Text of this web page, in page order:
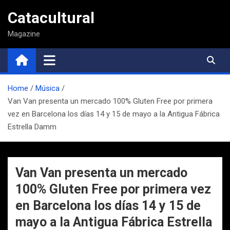
contenido
Catacultural
Magazine
Home
Música
Van Van presenta un mercado 100% Gluten Free por primera
vez en Barcelona los días 14 y 15 de mayo a la Antigua Fábrica
Estrella Damm
Van Van presenta un mercado
100% Gluten Free por primera vez
en Barcelona los días 14 y 15 de
mayo a la Antigua Fábrica Estrella